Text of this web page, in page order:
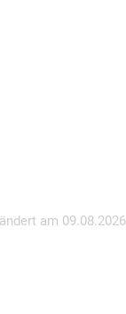
am 09.08.2026